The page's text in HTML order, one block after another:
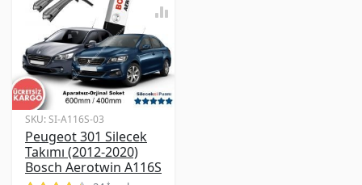
SKU:SI-A116S-03
Peugeot 301 Silecek
Takımı (2012-2020)
Bosch Aerotwin A116S